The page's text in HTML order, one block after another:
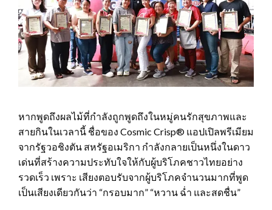
หากพูดถึงผลไม้ที่กำลังถูกพูดถึงในหมู่คนรักสุขภาพและ
สายกินในเวลานี้ ชื่อของ Cosmic Crisp® แอปเปิลพรีเมียม
จากรัฐวอชิงตัน สหรัฐอเมริกา กำลังกลายเป็นหนึ่งในดาว
เด่นที่สร้างความประทับใจให้กับผู้บริโภคชาวไทยอย่าง
รวดเร็ว เพราะ เสียงตอบรับจากผู้บริโภคจำนวนมากที่พูด
เป็นเสียงเดียวกันว่า “กรอบมาก” “หวาน ฉ่ำ และสดชื่น”